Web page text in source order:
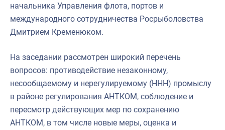
начальника Управления флота, портов и
международного сотрудничества Росрыболовства
Дмитрием Кременюком.
На заседании рассмотрен широкий перечень
вопросов: противодействие незаконному,
несообщаемому и нерегулируемому (ННН) промыслу
в районе регулирования АНТКОМ, соблюдение и
пересмотр действующих мер по сохранению
АНТКОМ, в том числе новые меры, оценка и